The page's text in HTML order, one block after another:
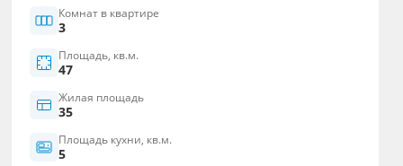
Комнат в квартире
3
Площадь, кв.м.
47
Жилая площадь
35
Площадь кухни, кв.м.
5